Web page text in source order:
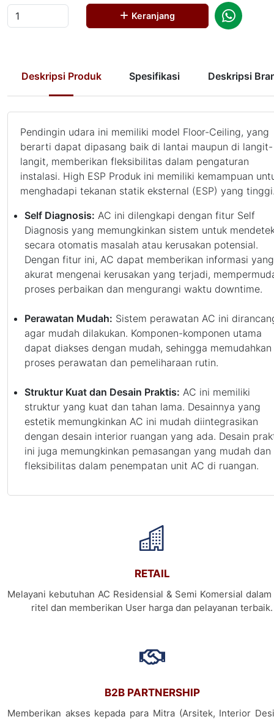
Keranjang
Deskripsi Produk Spesifikasi Deskripsi
Pendingin udara ini memiliki model Floor-Ceiling, yang
berarti dapat dipasang baik di lantai maupun di langit-
langit, memberikan fleksibilitas dalam pengaturan
instalasi. High ESP Produk ini memiliki kemampuan
menghadapi tekanan statik eksternal (ESP) yang
Self Diagnosis: AC ini dilengkapi dengan fitur Self
Diagnosis yang memungkinkan sistem untuk
secara otomatis masalah atau kerusakan potensial.
Dengan fitur ini, AC dapat memberikan informasi yang
akurat mengenai kerusakan yang terjadi,
proses perbaikan dan mengurangi waktu downtime.
Perawatan Mudah: Sistem perawatan AC ini
agar mudah dilakukan. Komponen-komponen utama
dapat diakses dengan mudah, sehingga memudahkan
proses perawatan dan pemeliharaan rutin.
Struktur Kuat dan Desain Praktis: AC ini memiliki
struktur yang kuat dan tahan lama. Desainnya yang
estetik memungkinkan AC ini mudah diintegrasikan
dengan desain interior ruangan yang ada. Desain
ini juga memungkinkan pemasangan yang mudah dan
fleksibilitas dalam penempatan unit AC di ruangan.
RETAIL
Melayani kebutuhan AC Residensial & Semi Komersial dalam
ritel dan memberikan User harga dan pelayanan terbaik.
B2B PARTNERSHIP
Memberikan akses kepada para Mitra (Arsitek, Interior